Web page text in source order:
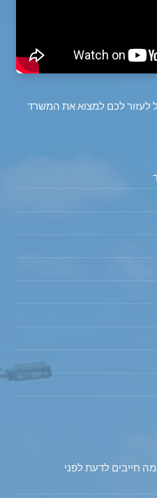
לעזור לכם למצוא את המשרד
חייבים לדעת לפני